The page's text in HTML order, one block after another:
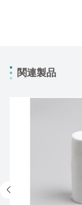
関連製品